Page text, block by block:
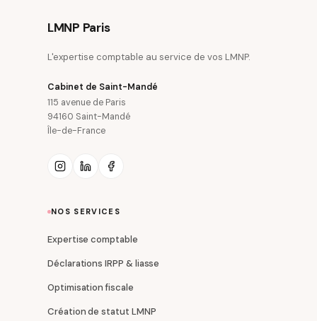
LMNP Paris
L'expertise comptable au service de vos LMNP.
Cabinet de Saint-Mandé
115 avenue de Paris
94160 Saint-Mandé
Île-de-France
NOS SERVICES
Expertise comptable
Déclarations IRPP & liasse
Optimisation fiscale
Création de statut LMNP